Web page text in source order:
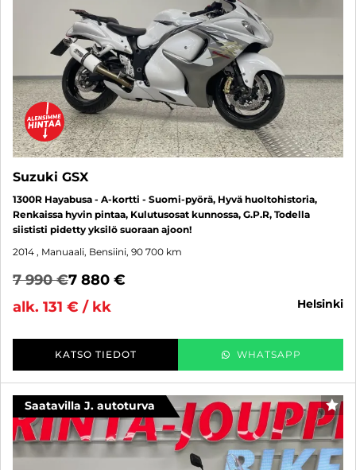
Suzuki GSX
1300R Hayabusa - A-kortti - Suomi-pyörä, Hyvä huoltohistoria,
Renkaissa hyvin pintaa, Kulutusosat kunnossa, G.P.R, Todella
siististi pidetty yksilö suoraan ajoon!
2014 , Manuaali, Bensiini, 90 700 km
7 990 €7 880 €
alk. 131 € / kk
helsinki
KATSO TIEDOT WHATSAPP
Saatavilla J. autoturva